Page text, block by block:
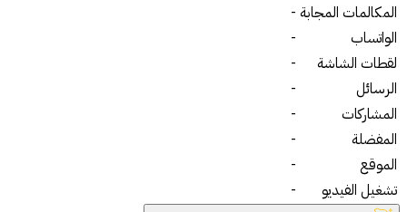
المكالمات المجابة -
الواتساب
-
لقطات الشاشة
-
الرسائل
-
المشاركات
-
المفضلة
-
الموقع
-
تشغيل الفيديو
-